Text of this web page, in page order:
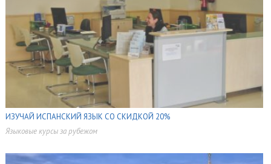
ИЗУЧАЙ ИСПАНСКИЙ ЯЗЫК СО СКИДКОЙ 20%
Языковые курсы за рубежом